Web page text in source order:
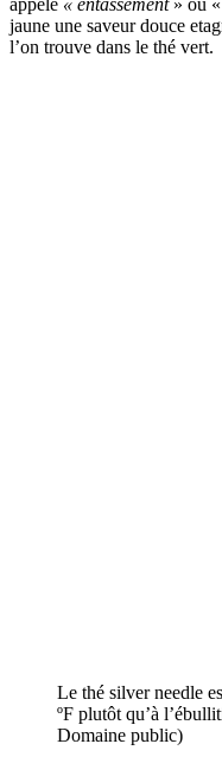
jaune une saveur douce
l’on trouve dans le thé vert.
Le thé silver needle
ºF plutôt qu’à
Domaine public)